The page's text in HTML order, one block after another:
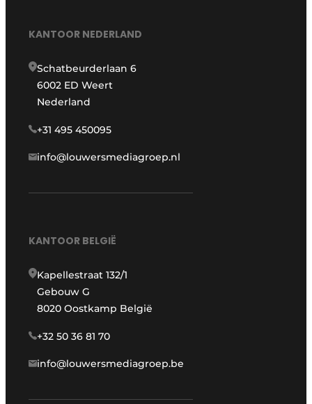
KANTOOR NEDERLAND
Schatbeurderlaan 6
6002 ED Weert
Nederland
+31 495 450095
info@louwersmediagroep.nl
KANTOOR BELGIË
Kapellestraat 132/1
Gebouw G
8020 Oostkamp België
+32 50 36 81 70
info@louwersmediagroep.be